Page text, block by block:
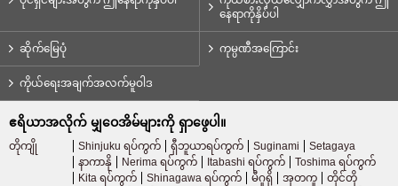
နေရာကိုနှိပ်ပါ
ဆိုက်မြေပုံ ကုမ္ပဏီအကြောင်း
ကိုယ်ရေးအချက်အလက်မူဝါဒ
ဧရိယာအလိုက် မျှဝေအိမ်များကို ရှာဖွေပါ။
တိုကျို Shinjuku ရပ်ကွက် ရှီဘူယာရပ်ကွက် Suginami
Setagaya
နာကာနို
Nerima ရပ်ကွက် Itabashi ရပ်ကွက်
Toshima ရပ်ကွက်
Kita ရပ်ကွက်
Shinagawa ရပ်ကွက် မီဂူရို အုတကူ
တိုင်တို